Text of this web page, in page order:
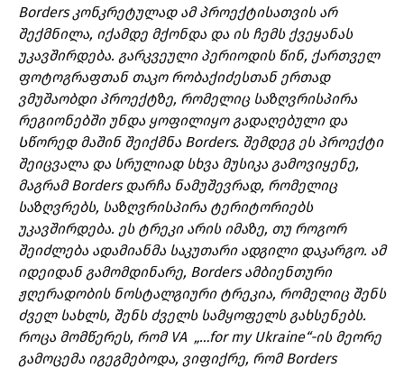
Borders კონკრეტულად ამ პროექტისათვის არ
შექმნილა, იქამდე მქონდა და ის ჩემს ქვეყანას
უკავშირდება. გარკვეული პერიოდის წინ, ქართველ
ფოტოგრაფთან თაკო რობაქიძესთან ერთად
ვმუშაობდი პროექტზე, რომელიც საზღვრისპირა
რეგიონებში უნდა ყოფილიყო გადაღებული და
Სწორედ მაშინ შეიქმნა Borders. შემდეგ ეს პროექტი
შეიცვალა და სრულიად სხვა მუსიკა გამოვიყენე,
მაგრამ Borders დარჩა ნამუშევრად, რომელიც
საზღვრებს, საზღვრისპირა ტერიტორიებს
უკავშირდება. ეს ტრეკი არის იმაზე, თუ როგორ
შეიძლება ადამიანმა საკუთარი ადგილი დაკარგო. ამ
იდეიდან გამომდინარე, Borders ამბიენთური
ჟღერადობის ნოსტალგიური ტრეკია, რომელიც შენს
ძველ სახლს, შენს ძველს სამყოფელს გახსენებს.
როცა მომწერეს, რომ VA „…for my Ukraine“-ის მეორე
გამოცემა იგეგმებოდა, ვიფიქრე, რომ Borders